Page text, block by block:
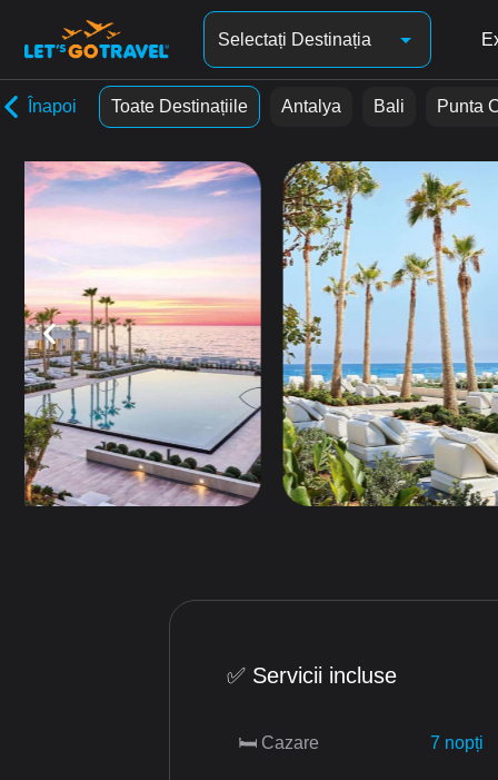
Selectați Destinația
Înapoi Toate Destinațiile Antalya Bali Punta
✅ Servicii incluse
🛏 Cazare 7 nopți